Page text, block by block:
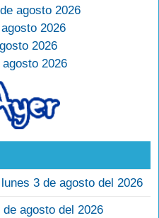
agosto 2026
2026
2026
2026
3 de agosto del 2026
agosto del 2026